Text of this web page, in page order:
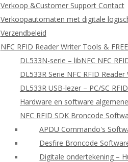
Verkoop &Customer Support Contact
Verkoopautomaten met digitale
Verzendbeleid
NFC RFID Reader Writer Tools &
DL533N-serie – libNFC NFC
DL533R Serie NFC RFID
DL533R USB-lezer – PC/SC
Hardware en software
NFC RFID SDK Broncode
APDU Commando's
Desfire Broncode
Digitale ondertekening –